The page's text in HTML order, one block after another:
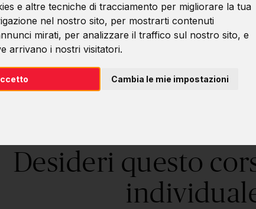
e altre tecniche di tracciamento per migliorare la tua
nel nostro sito, per mostrarti contenuti
mirati, per analizzare il traffico sul nostro sito, e
arrivano i nostri visitatori.
Cambia le mie impostazioni
Desideri questo